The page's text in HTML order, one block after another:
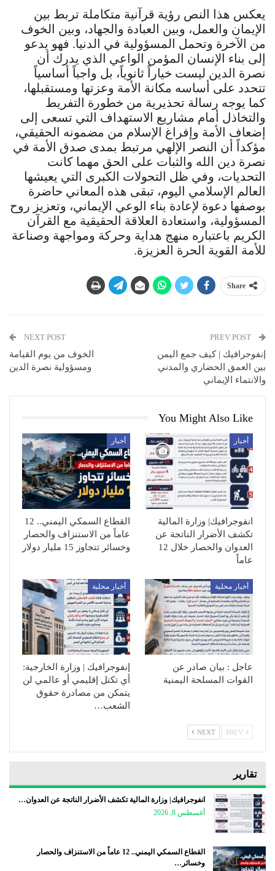
يعكس هذا النص رؤية قرآنية متكاملة تربط بين
الإيمان والعمل، وبين العبادة والجهاد، وبين الخوف
من الآخرة وتحمل المسؤولية في الدنيا. فهو يدعو
إلى بناء الإنسان المؤمن الواعي الذي يدرك أن
نصرة الدين ليست خياراً ثانوياً، بل واجباً أساسياً
تتحدد على أساسه مكانة الأمة وعزتها ومستقبلها،
كما يوجه رسالة تحذيرية من خطورة التفريط
والتخاذل أمام مشاريع الاستهداف التي تسعى إلى
إضعاف الأمة وإفراغ الإسلام من مضمونه الحقيقي،
مؤكداً أن النصر الإلهي مرتبط بمدى صدق الأمة في
نصرة دين الله والثبات على الحق مهما كانت
التحديات، وفي ظل التحولات الكبرى التي يعيشها
العالم الإسلامي اليوم، تبقى هذه المعاني حاضرة
بوصفها دعوة لإعادة بناء الوعي الإيماني، وتعزيز روح
المسؤولية، واستعادة العلاقة الحقيقية مع القرآن
الكريم باعتباره منهج هداية وحركة ومواجهة وصناعة
للأمة القوية الحرة العزيزة.
Share
إنفوجرافيك | كيف جمع اليمن
بين العمق الحضاري والمدني
والانتماء الإيماني
NEXT POST
الخوف من يوم القيامة
ومسؤولية نصرة الدين
You Might Also Like
أخبار
انفوجرافيك| وزارة المالية
تكشف الأضرار الناتجة عن
العدوان والحصار خلال 12
عاماً
أخبار
القطاع السمكي اليمني.. 12
عاماً من الاستنزاف والحصار
وخسائر تتجاوز 15 مليار دولار
أخبار محلية
عاجل : بيان صادر عن
القوات المسلحة اليمنية
أخبار محلية
إنفوجرافيك | وزارة الخارجية:
أي تكتل إقليمي أو عالمي لن
يتمكن من مصادرة حقوق
الشعب…
NEXT
تقارير
انفوجرافيك| وزارة المالية تكشف الأضرار الناتجة عن العدوان…
أغسطس 8, 2026
القطاع السمكي اليمني.. 12 عاماً من الاستنزاف والحصار
وخسائر…